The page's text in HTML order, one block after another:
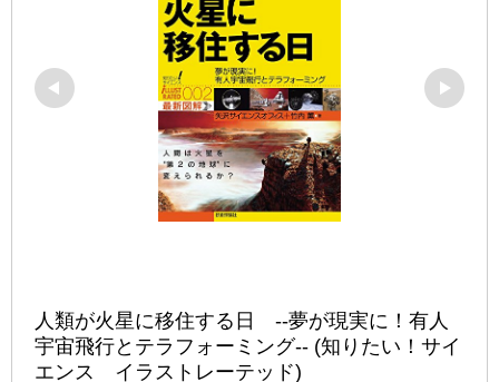
人類が火星に移住する日　--夢が現実に！有人
宇宙飛行とテラフォーミング-- (知りたい！サイ
エンス　イラストレーテッド)